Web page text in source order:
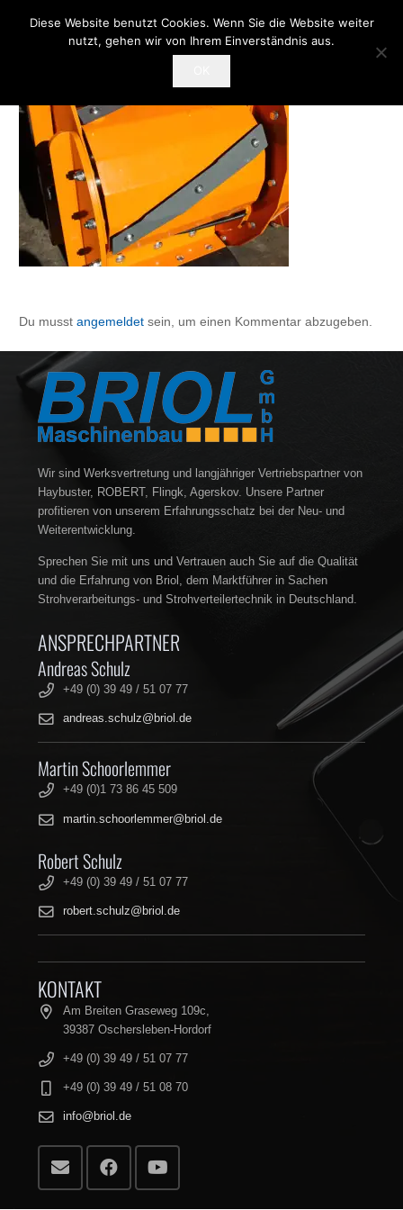
Du musst angemeldet sein, um einen Kommentar abzugeben.
Wir sind Werksvertretung und langjähriger Vertriebspartner von
Haybuster, ROBERT, Flingk, Agerskov. Unsere Partner
profitieren von unserem Erfahrungsschatz bei der Neu- und
Weiterentwicklung.
Sprechen Sie mit uns und Vertrauen auch Sie auf die Qualität
und die Erfahrung von Briol, dem Marktführer in Sachen
Strohverarbeitungs- und Strohverteilertechnik in Deutschland.
ANSPRECHPARTNER
Andreas Schulz
+49 (0) 39 49 / 51 07 77
andreas.schulz@briol.de
Martin Schoorlemmer
+49 (0)1 73 86 45 509
martin.schoorlemmer@briol.de
Robert Schulz
+49 (0) 39 49 / 51 07 77
robert.schulz@briol.de
KONTAKT
Am Breiten Graseweg 109c,
39387 Oschersleben-Hordorf
+49 (0) 39 49 / 51 07 77
+49 (0) 39 49 / 51 08 70
info@briol.de
Diese Website benutzt Cookies. Wenn Sie die Website weiter
nutzt, gehen wir von Ihrem Einverständnis aus.